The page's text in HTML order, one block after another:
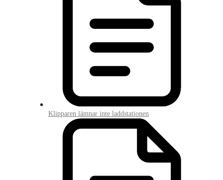
Klipparen lämnar inte laddstationen